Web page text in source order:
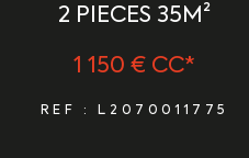
2 PIECES 35M²
1 150 € CC*
REF : L2070011775